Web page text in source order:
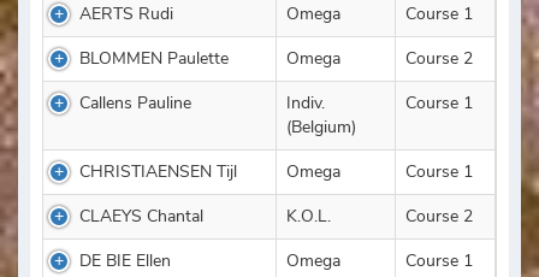
AERTS Rudi Omega
Course 1
BLOMMEN Paulette
Omega
Course 2
Callens Pauline
Indiv.
(Belgium)
Course 1
CHRISTIAENSEN Tijl Omega
Course 1
CLAEYS Chantal
K.O.L.
Course 2
DE BIE Ellen
Omega
Course 1